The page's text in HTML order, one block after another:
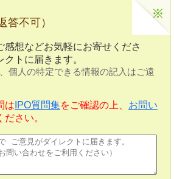
答不可）
感想などお気軽にお寄せくださ
トに届きます。
個人の特定できる情報の記入はご遠
は IPO質問集をご確認の上、 お問い
さい。